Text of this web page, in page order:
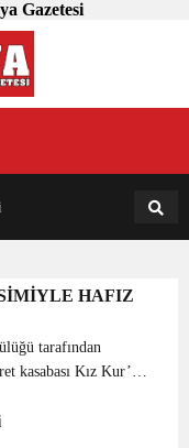
Gazetesi
18:31
HAFIZ
tarafından
kasabası Kız Kur’an
unvanı aldı.